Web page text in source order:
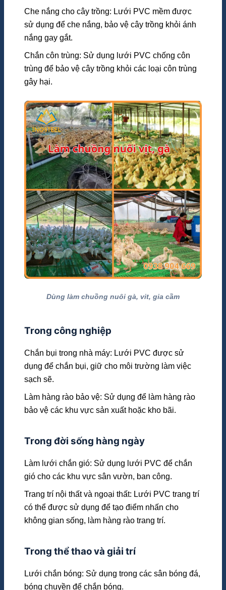
Che nắng cho cây trồng: Lưới PVC mềm được
sử dụng để che nắng, bảo vệ cây trồng khỏi ánh
nắng gay gắt.
Chắn côn trùng: Sử dụng lưới PVC chống côn
trùng để bảo vệ cây trồng khỏi các loại côn trùng
gây hại.
Dùng làm chuồng nuôi gà, vit, gia cầm
Trong công nghiệp
Chắn bụi trong nhà máy: Lưới PVC được sử
dụng để chắn bụi, giữ cho môi trường làm việc
sạch sẽ.
Làm hàng rào bảo vệ: Sử dụng để làm hàng rào
bảo vệ các khu vực sản xuất hoặc kho bãi.
Trong đời sống hàng ngày
Làm lưới chắn gió: Sử dụng lưới PVC để chắn
gió cho các khu vực sân vườn, ban công.
Trang trí nội thất và ngoại thất: Lưới PVC trang trí
có thể được sử dụng để tạo điểm nhấn cho
không gian sống, làm hàng rào trang trí.
Trong thể thao và giải trí
Lưới chắn bóng: Sử dụng trong các sân bóng đá,
bóng chuyền để chắn bóng.